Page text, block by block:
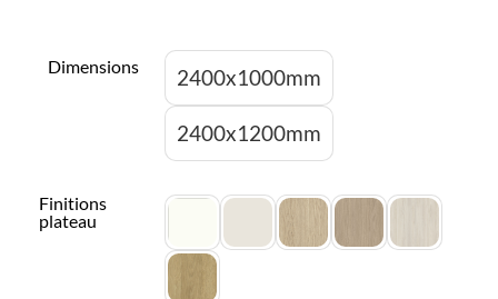
Dimensions 2400x1000mm
2400x1200mm
Finitions
plateau